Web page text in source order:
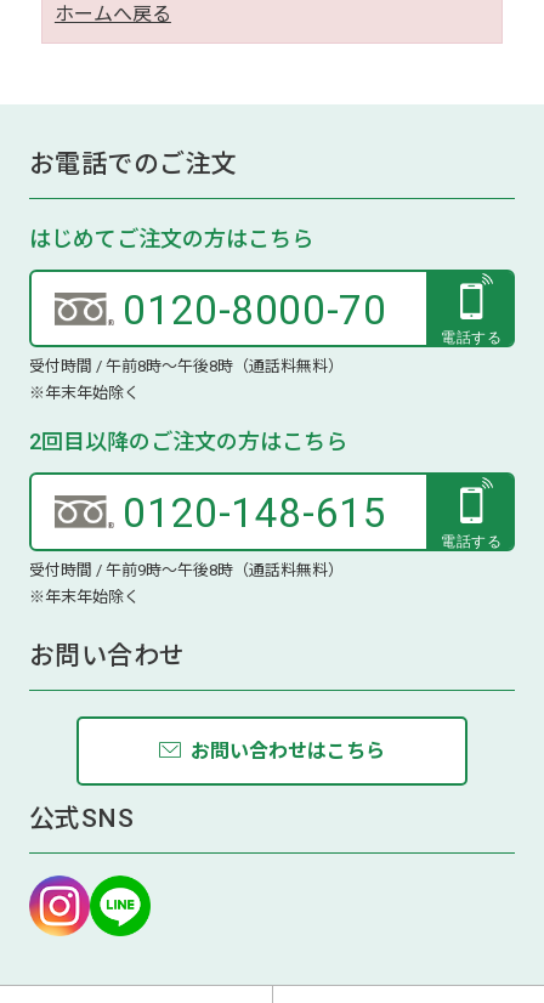
ホームへ戻る
お電話でのご注文
はじめてご注文の方はこちら
0120-8000-70
受付時間 / 午前8時～午後8時（通話料無料）
※年末年始除く
2回目以降のご注文の方はこちら
0120-148-615
受付時間 / 午前9時～午後8時（通話料無料）
※年末年始除く
お問い合わせ
お問い合わせはこちら
公式SNS